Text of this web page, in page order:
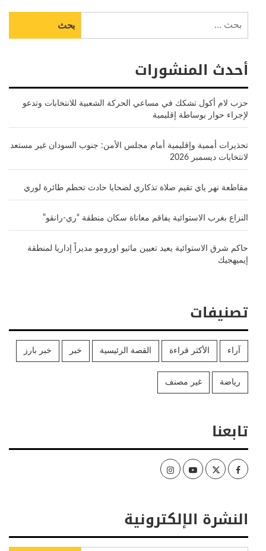
عن:
أحدث المنشورات
حزب لام أكول تشكك في مساعي الحركة الشعبية للانتخابات وتدعو
لإجراء حوار بوساطة إقليمية
تحذيرات أممية وإقليمية أمام مجلس الأمن: جنوب السودان غير مستعد
لانتخابات ديسمبر 2026
مقاطعة نهر ياي تقيم صلاة تذكاري لضحايا حادث تحطم طائرة لوري
النزاع بغرب الاستوائية يفاقم معاناة سكان منطقة “ري-رانقو”
حاكم شرق الاستوائية يعيد تعيين ماثيو اورومو مديراً إداريا لمنطقة
إيميهجيك
تصنيفات
آراء الأكثر قراءة القصة الرئيسية خبر خبر بارز
رياضة غير مصنف
تابعنا
Facebook
Twitter
Youtube
Instagram
النشرة الإلكترونية